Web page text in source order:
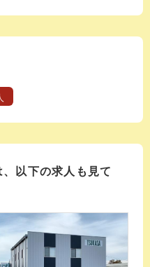
以下の求人も見て